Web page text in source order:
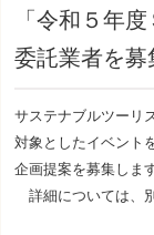
「令和５年
委託業者を募
サステナブルツーリ
対象としたイベント
企画提案を募集します
詳細については、